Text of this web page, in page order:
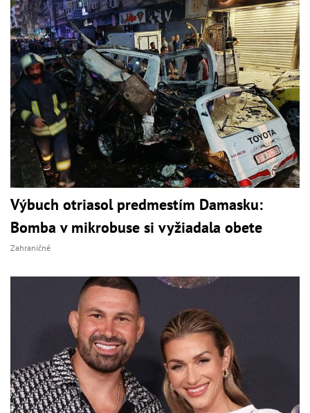
Výbuch otriasol predmestím Damasku:
Bomba v mikrobuse si vyžiadala obete
Zahraničné